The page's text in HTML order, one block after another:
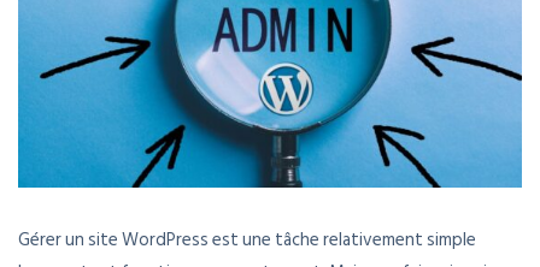
Gérer un site WordPress est une tâche relativement simple